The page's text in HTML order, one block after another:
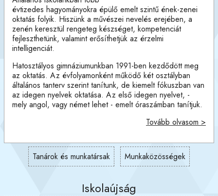
évtizedes hagyományokra épülő emelt szintű ének-zenei
oktatás folyik. Hiszünk a művészei nevelés erejében, a
zenén keresztül rengeteg készséget, kompetenciát
fejleszthetünk, valamint erősíthetjük az érzelmi
intelligenciát.
Hatosztályos gimnáziumunkban 1991-ben kezdődött meg
az oktatás. Az évfolyamonként működő két osztályban
általános tanterv szerint tanítunk, de kiemelt fókuszban van
az idegen nyelvek oktatása. Az első idegen nyelvet, -
mely angol, vagy német lehet - emelt óraszámban tanítjuk.
Tovább olvasom >
Tanárok és munkatársak Munkaközösségek
Iskolaújság